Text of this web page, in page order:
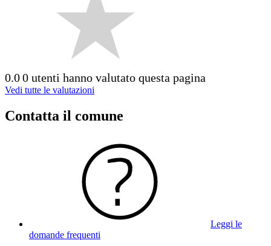
0.00 utenti hanno valutato questa pagina
Vedi tutte le valutazioni
Contatta il comune
Leggi le
domande frequenti